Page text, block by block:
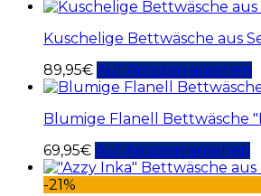
Kuschelige Bettwäsche aus
89,95€ Auf Amazon ansehen
Blumige Flanell Bettwäsche
69,95€ Auf Amazon ansehen
-21%